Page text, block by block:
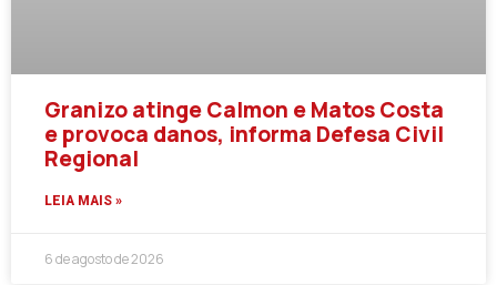
Granizo atinge Calmon e Matos Costa
e provoca danos, informa Defesa Civil
Regional
LEIA MAIS »
6 de agosto de 2026